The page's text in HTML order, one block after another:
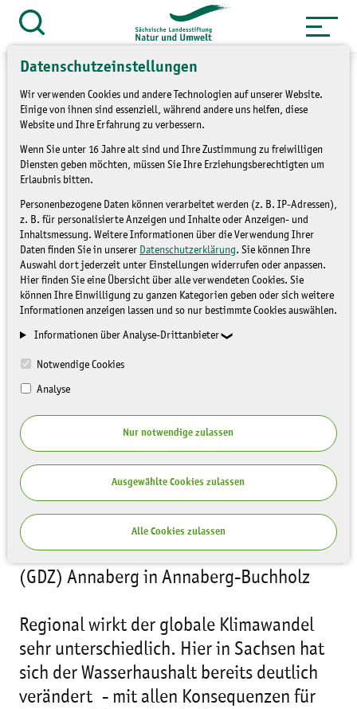
Datenschutzeinstellungen
Wir verwenden Cookies und andere Technologien auf unserer Website.
Einige von ihnen sind essenziell, während andere uns helfen, diese
Website und Ihre Erfahrung zu verbessern.
Wenn Sie unter 16 Jahre alt sind und Ihre Zustimmung zu freiwilligen
Diensten geben möchten, müssen Sie Ihre Erziehungsberechtigten um
Erlaubnis bitten.
Personenbezogene Daten können verarbeitet werden (z. B. IP-Adressen),
z. B. für personalisierte Anzeigen und Inhalte oder Anzeigen- und
Inhaltsmessung. Weitere Informationen über die Verwendung Ihrer
Daten finden Sie in unserer Datenschutzerklärung. Sie können Ihre
Auswahl dort jederzeit unter Einstellungen widerrufen oder anpassen.
Hier finden Sie eine Übersicht über alle verwendeten Cookies. Sie
können Ihre Einwilligung zu ganzen Kategorien geben oder sich weitere
Informationen anzeigen lassen und so nur bestimmte Cookies auswählen.
Informationen über Analyse-Drittanbieter
Notwendige Cookies
Analyse
Nur notwendige zulassen
Ausgewählte Cookies zulassen
Alle Cookies zulassen
Zum
Inhalt
springen
Suche
Service » Presse und Medien
» Pressemitteilungen
7. Annaberger Klimatage
PRESSEMITTEILUNGEN
5. bis 6. Mai 2010
im Technologieorientierten Gründer- und
Dienstleistungszentrum
(GDZ) Annaberg in Annaberg-Buchholz
Regional wirkt der globale Klimawandel
sehr unterschiedlich. Hier in Sachsen hat
sich der Wasserhaushalt bereits deutlich
verändert - mit allen Konsequenzen für